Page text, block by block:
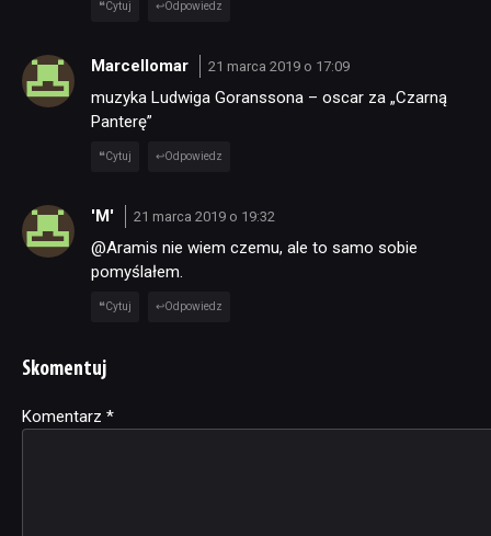
Cytuj Odpowiedz
Marcellomar 21 marca 2019 o 17:09
muzyka Ludwiga Goranssona – oscar za „Czarną
Panterę”
Cytuj Odpowiedz
'M' 21 marca 2019 o 19:32
@Aramis nie wiem czemu, ale to samo sobie
pomyślałem.
Cytuj Odpowiedz
Skomentuj
Komentarz *
Alternative: